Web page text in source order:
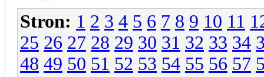
Stron: 1 2 3 4 5 6 7 8 9 10 11
25 26 27 28 29 30 31 32 33 34
48 49 50 51 52 53 54 55 56 57